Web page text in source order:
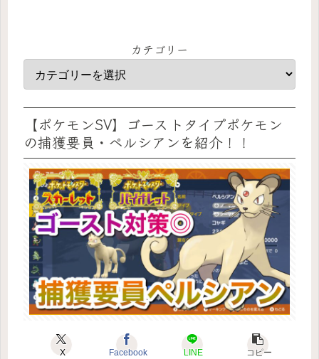
カテゴリー
【ポケモンSV】ゴーストタイプポケモン
の捕獲要員・ペルシアンを紹介！！
X Facebook LINE コピー